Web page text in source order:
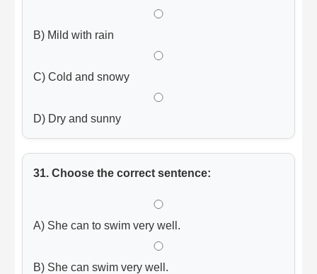
B) Mild with rain
C) Cold and snowy
D) Dry and sunny
31. Choose the correct sentence:
A) She can to swim very well.
B) She can swim very well.